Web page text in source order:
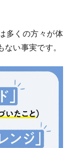
多くの方々が体
い事実です。